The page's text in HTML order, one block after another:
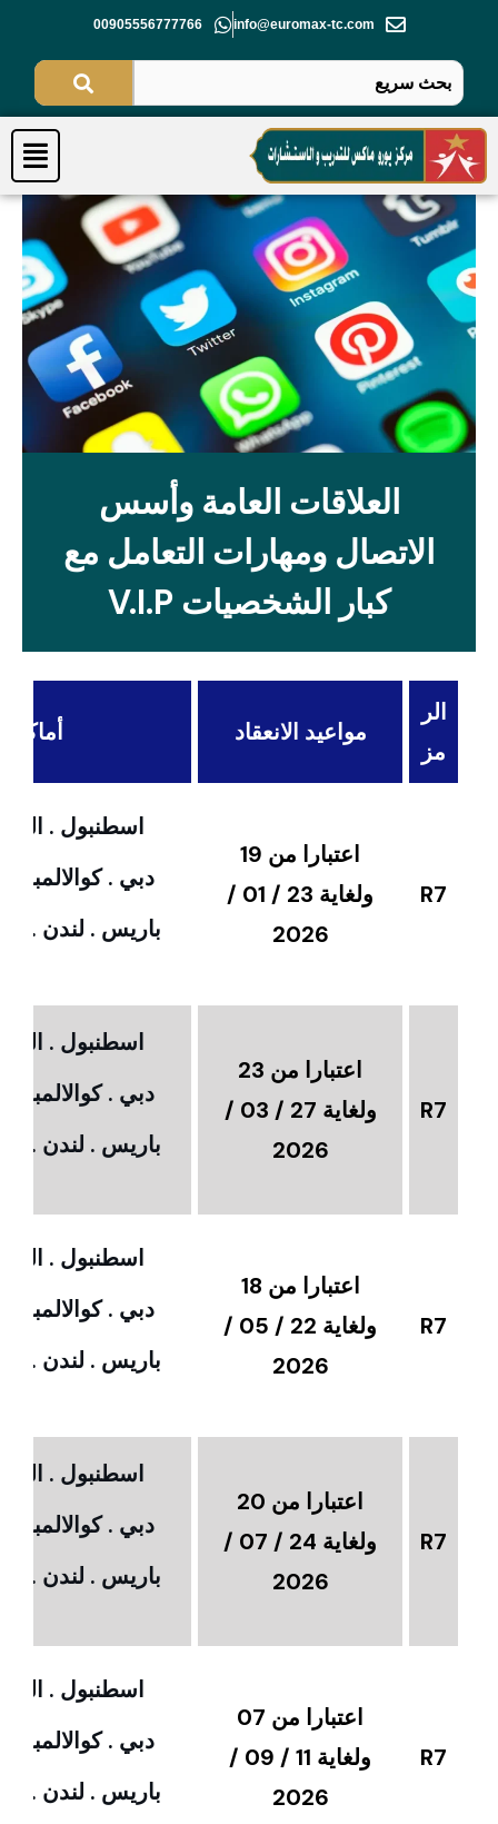
المحتوى
info@euromax-tc.com
00905556777766
العلاقات العامة وأسس
الاتصال ومهارات التعامل مع
كبار الشخصيات V.I.P
الر
مز
مواعيد الانعقاد أماكن
R7
اعتبارا من 19
ولغاية 23 / 01 /
2026
اسطنبول .
دبي .
باريس . لندن .
R7
اعتبارا من 23
ولغاية 27 / 03 /
2026
اسطنبول .
دبي .
باريس . لندن .
R7
اعتبارا من 18
ولغاية 22 / 05 /
2026
اسطنبول .
دبي .
باريس . لندن .
R7
اعتبارا من 20
ولغاية 24 / 07 /
2026
اسطنبول .
دبي .
باريس . لندن .
R7
اعتبارا من 07
ولغاية 11 / 09 /
2026
اسطنبول .
دبي .
باريس . لندن .